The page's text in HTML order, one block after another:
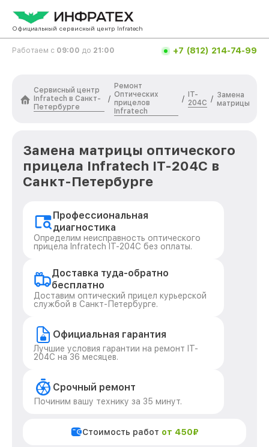
Официальный сервисный центр Infratech
Работаем с 09:00 до 21:00 +7 (812) 214-74-99
Сервисный центр
Infratech в Санкт-
Петербурге
/
Ремонт
Оптических
прицелов
Infratech
/
IT-
204C / Замена
матрицы
Замена матрицы оптического
прицела Infratech IT-204C в
Санкт-Петербурге
Профессиональная
диагностика
Определим неисправность оптического
прицела Infratech IT-204C без оплаты.
Доставка туда-обратно
бесплатно
Доставим оптический прицел курьерской
службой в Санкт-Петербурге.
Официальная гарантия
Лучшие условия гарантии на ремонт IT-
204C на 36 месяцев.
Срочный ремонт
Починим вашу технику за 35 минут.
Стоимость работ от 450₽